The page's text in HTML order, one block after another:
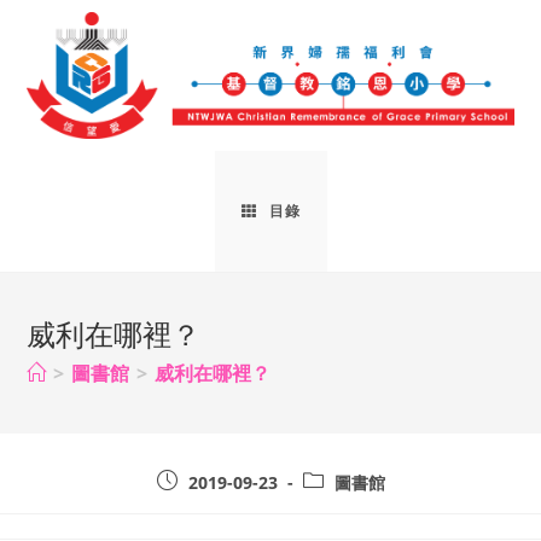
目錄
威利在哪裡？
> 圖書館 > 威利在哪裡？
2019-09-23 圖書館